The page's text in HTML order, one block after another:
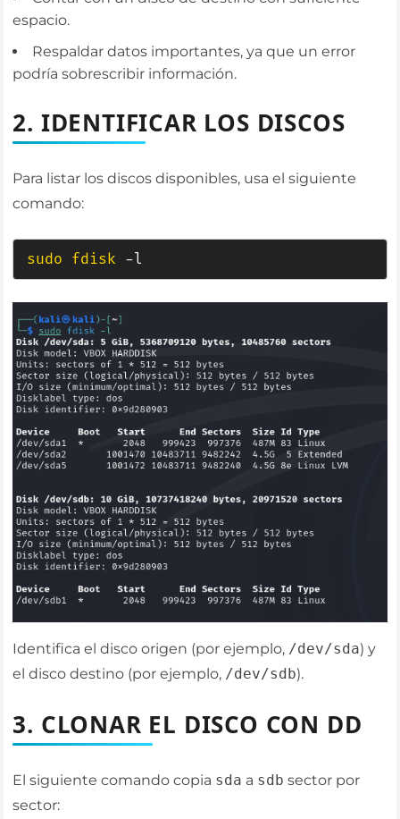
espacio.
Respaldar datos importantes, ya que un error
podría sobrescribir información.
2. IDENTIFICAR LOS DISCOS
Para listar los discos disponibles, usa el siguiente
comando:
sudo fdisk -l
Identifica el disco origen (por ejemplo, /dev/sda) y
el disco destino (por ejemplo, /dev/sdb).
3. CLONAR EL DISCO CON DD
El siguiente comando copia sda a sdb sector por
sector: